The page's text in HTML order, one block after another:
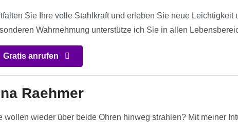
Sie Ihre volle Stahlkraft und erleben Sie neue
Wahrnehmung unterstütze ich Sie in allen
Gratis anrufen
Raehmer
wollen wieder über beide Ohren hinweg strahlen? Mit meiner